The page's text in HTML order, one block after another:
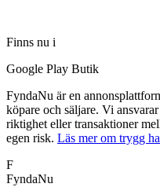
Finns nu i
Google Play Butik
FyndaNu är en
köpare och säljare. Vi
riktighet eller transaktioner
egen risk. Läs mer om trygg
F
FyndaNu